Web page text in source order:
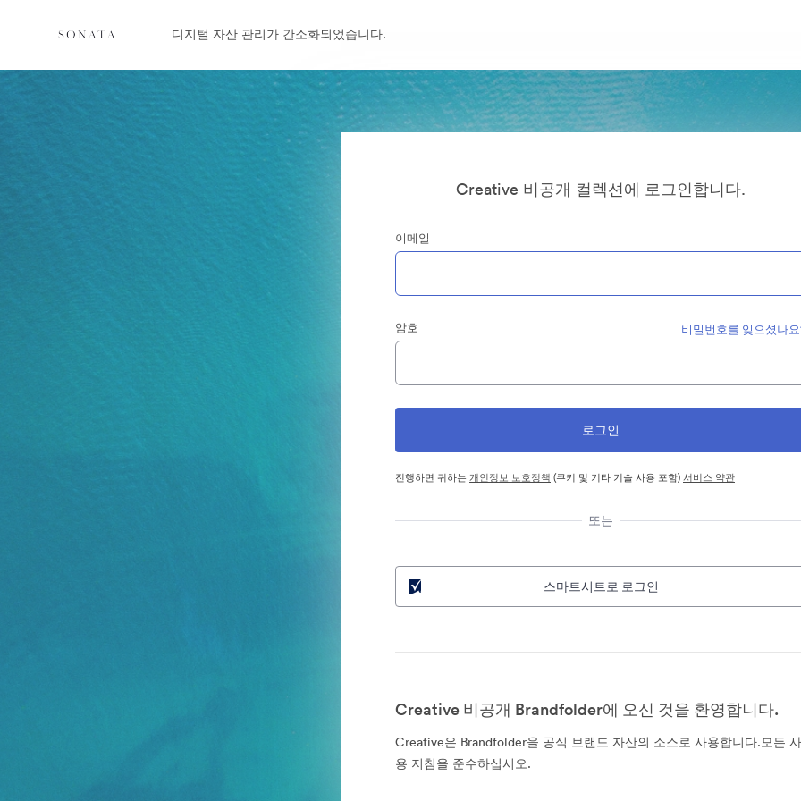
디지털 자산 관리가 간소화되었습니다.
Creative 비공개 컬렉션에 로그인합니다.
이메일
암호 비밀번호를 잊으셨나
진행하면 귀하는개인정보 보호정책 (쿠키 및 기타 기술 사용 포함)서비스 약관
또는
스마트시트로 로그인
Creative 비공개 Brandfolder에 오신 것을 환영합니다.
Creative은 Brandfolder을 공식 브랜드 자산의 소스로 사용합니다.모든 사
용 지침을 준수하십시오.